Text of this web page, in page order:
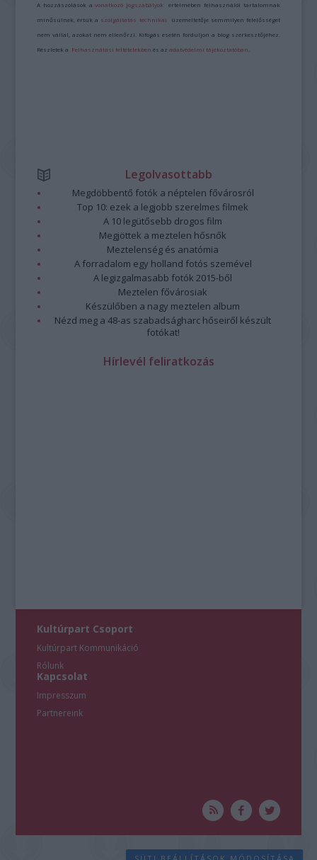
A hozzászólások avonatkozó jogszabályok értelmében felhasználói tartalomnak
minősülnek, értük a szolgáltatás technikai üzemeltetője semmilyen felelősséget
nem vállal, azokat nem ellenőrzi. Kifogás esetén forduljon a blog szerkesztőjéhez.
Részletek a Felhasználási feltételekben és azadatvédelmi tájékoztatóban
Legolvasottabb
Megdöbbentő fotók a néptelen fővárosról
Top 10: ezek a legjobb szerelmes filmek
A 10 legütősebb drogos film
Megjöttek a meztelen hősnők
Meztelenség és anatómia
A forradalom egy holland fotós szemével
A legizgalmasabb fotók 2015-ből
Meztelen fővárosiak
Készülőben a nagy meztelen album
Nézd meg a 48-as szabadságharc hőseiről készült
fotókat!
Hírlevél feliratkozás
Kultúrpart Csoport
Kultúrpart Kommunikáció
Rólunk
Kapcsolat
Impresszum
Partnereink